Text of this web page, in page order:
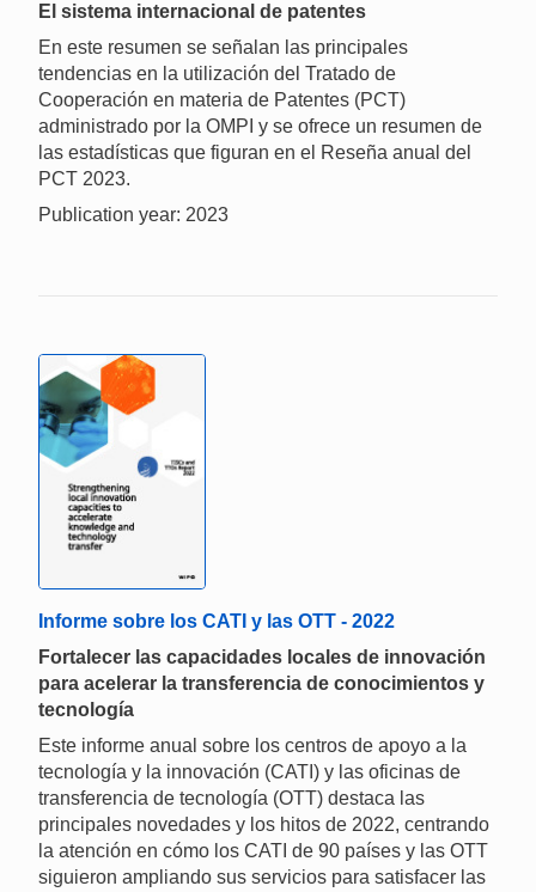
El sistema internacional de patentes
En este resumen se señalan las principales
tendencias en la utilización del Tratado de
Cooperación en materia de Patentes (PCT)
administrado por la OMPI y se ofrece un resumen de
las estadísticas que figuran en el Reseña anual del
PCT 2023.
Publication year: 2023
Informe sobre los CATI y las OTT - 2022
Fortalecer las capacidades locales de innovación
para acelerar la transferencia de conocimientos y
tecnología
Este informe anual sobre los centros de apoyo a la
tecnología y la innovación (CATI) y las oficinas de
transferencia de tecnología (OTT) destaca las
principales novedades y los hitos de 2022, centrando
la atención en cómo los CATI de 90 países y las OTT
siguieron ampliando sus servicios para satisfacer las